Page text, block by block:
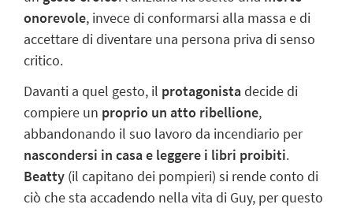
onorevole, invece di conformarsi alla massa e di
accettare di diventare una persona priva di senso
critico.
Davanti a quel gesto, il protagonistadecide di
compiere un proprio un atto ribellione,
abbandonando il suo lavoro da incendiario per
nascondersi in casae leggere i libri proibiti.
Beatty (il capitano dei pompieri) si rende conto di
ciò che sta accadendo nella vita di Guy, per questo